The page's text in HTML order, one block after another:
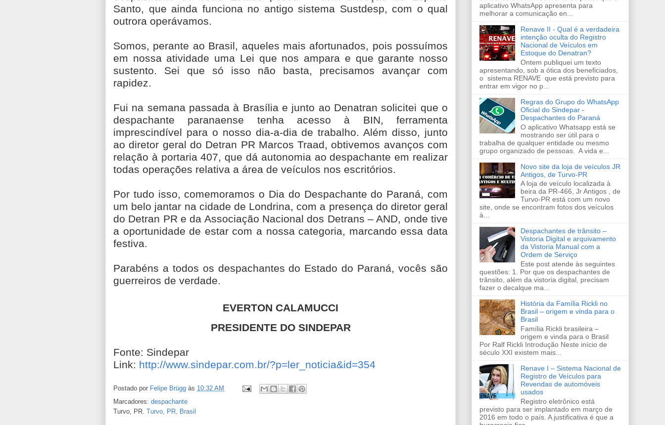
Santo, que ainda funciona no antigo sistema Sustdesp, com o qual
outrora operávamos.
Somos, perante ao Brasil, aqueles mais afortunados, pois possuímos
em nossa atividade uma Lei que nos ampara e que garante nosso
sustento. Sei que só isso não basta, precisamos avançar com
rapidez.
Fui na semana passada à Brasília e junto ao Denatran solicitei que o
despachante paranaense tenha acesso à BIN, ferramenta
imprescindível para o nosso dia-a-dia de trabalho. Além disso, junto
ao diretor geral do Detran PR Marcos Traad, obtivemos avanços com
relação à portaria 407, que dá autonomia ao despachante em realizar
todas operações relativa a área de veículos nos escritórios.
Por tudo isso, comemoramos o Dia do Despachante do Paraná, com
um belo jantar na cidade de Londrina, com a presença do diretor geral
do Detran PR e da Associação Nacional dos Detrans – AND, onde tive
a oportunidade de estar com a nossa categoria, marcando essa data
festiva.
Parabéns a todos os despachantes do Estado do Paraná, vocês são
guerreiros de verdade.
EVERTON CALAMUCCI
PRESIDENTE DO SINDEPAR
Fonte: Sindepar
Link: http://www.sindepar.com.br/?p=ler_noticia&id=354
Postado por Felipe Brügg às 10:32 AM
Marcadores: despachante
Turvo, PR. Turvo, PR, Brasil
aplicativo WhatsApp apresenta para
melhorar a comunicação en...
Renave II - Qual é a verdadeira
intenção oculta do Registro
Nacional de Veículos em
Estoque do Denatran?
Ontem publiquei um texto
apresentando, sob a ótica dos beneficiados,
o sistema RENAVE que está previsto para
entrar em vigor no p...
Regras do Grupo do WhatsApp
Oficial do Sindepar -
Despachantes do Paraná
O aplicativo Whatsapp está se
mostrando ser útil para o
trabalha de qualquer entidade ou mesmo
grupo organizado de pessoas. A vida e...
Novo site da loja de veículos JR
Antigos, de Turvo-PR
A loja de veículo localizada à
beira da PR-466, Jr Antigos , de
Turvo-PR está com um novo
site, onde se encontram fotos dos veículos
à...
Despachantes de trânsito –
Vistoria Digital e arquivamento
da Vistoria Manual com a
Ordem de Serviço
Este post atende às seguintes
questões: 1. Por que os despachantes de
trânsito, além da vistoria digital, precisam
fazer o decalque ma...
História da Família Rickli no
Brasil – origem e vinda para o
Brasil
Família Rickli brasileira –
origem e vinda para o Brasil
Por Ralf Rickli Introdução Neste início de
século XXI existem mais...
Renave I – Sistema Nacional de
Registro de Veículos para
Revendas de automóveis
usados
Registro eletrônico está
previsto para ser implantado em março de
2016 em todo o país. A justificativa é que a